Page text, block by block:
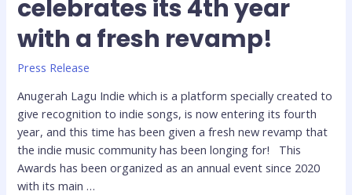
celebrates its 4th year
with a fresh revamp!
Press Release
Anugerah Lagu Indie which is a platform specially created to
give recognition to indie songs, is now entering its fourth
year, and this time has been given a fresh new revamp that
the indie music community has been longing for! This
Awards has been organized as an annual event since 2020
with its main …